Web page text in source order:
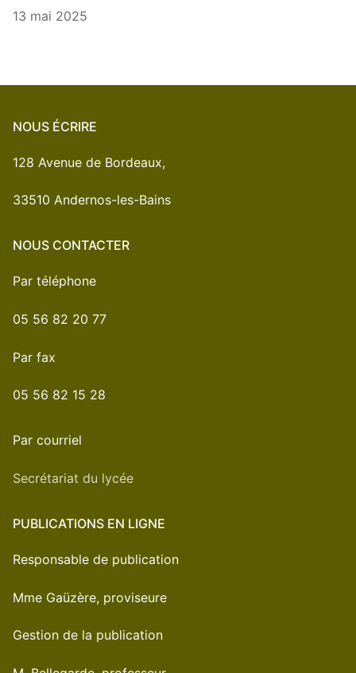
13 mai 2025
NOUS ÉCRIRE
128 Avenue de Bordeaux,
33510 Andernos-les-Bains
NOUS CONTACTER
Par téléphone
05 56 82 20 77
Par fax
05 56 82 15 28
Par courriel
Secrétariat du lycée
PUBLICATIONS EN LIGNE
Responsable de publication
Mme Gaüzère, proviseure
Gestion de la publication